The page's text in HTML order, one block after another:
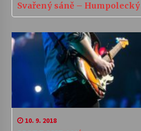
Svařený sáně –
10. 9. 2018